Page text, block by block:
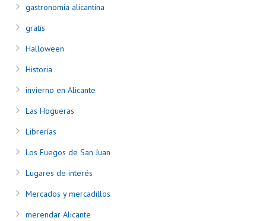
gastronomía alicantina
gratis
Halloween
Historia
invierno en Alicante
Las Hogueras
Librerías
Los Fuegos de San Juan
Lugares de interés
Mercados y mercadillos
merendar Alicante